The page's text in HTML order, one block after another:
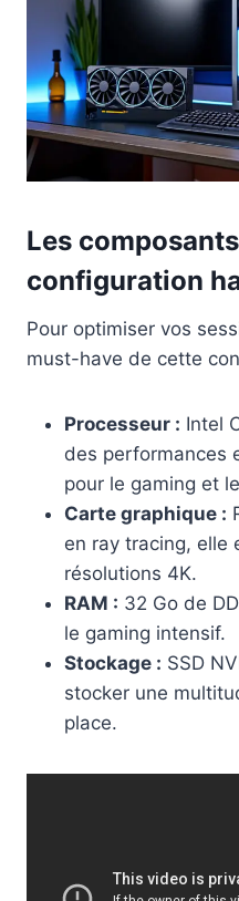
Les composants
configuration
Pour optimiser vos
must-have de cette
Processeur : Intel
des performances
pour le gaming et
Carte graphique :
en ray tracing, elle
résolutions 4K.
RAM : 32 Go de
le gaming intensif.
Stockage : SSD
stocker une
place.